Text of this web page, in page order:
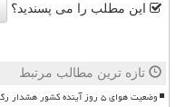
این مطلب را می پسندید؟
تازه ترین مطالب مرتبط
وضعیت هوای ۵ روز آینده کشور هشدار رگبارهای تابستانی در ۷ استان